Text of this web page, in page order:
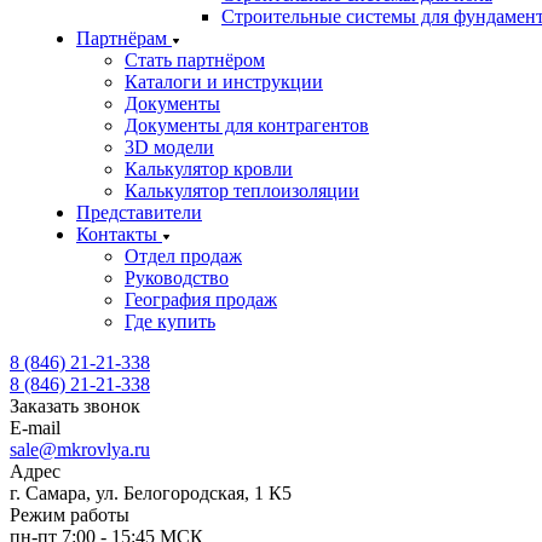
Строительные системы для
Партнёрам
Стать партнёром
Каталоги и инструкции
Документы
Документы для контрагентов
3D модели
Калькулятор кровли
Калькулятор теплоизоляции
Представители
Контакты
Отдел продаж
Руководство
География продаж
Где купить
8 (846) 21-21-338
8 (846) 21-21-338
Заказать звонок
E-mail
sale@mkrovlya.ru
Адрес
г. Самара, ул. Белогородская, 1 К5
Режим работы
пн-пт 7:00 - 15:45 МСК